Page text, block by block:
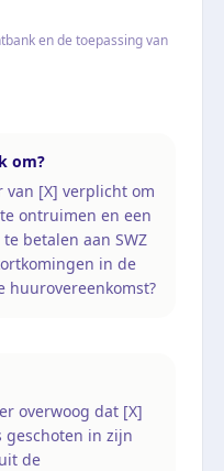
en de toepassing van
om?
[X] verplicht om
ontruimen en een
betalen aan SWZ
in de
overwoog dat [X]
in zijn
de